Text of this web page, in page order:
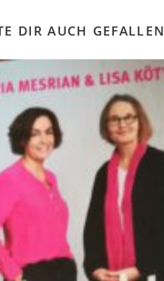
DIR AUCH GEFALLEN